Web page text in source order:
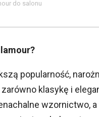
do salonu
popularność,
klasykę i
wzornictwo,